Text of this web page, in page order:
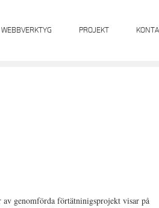
WEBBVERKTYG PROJEKT
genomförda förtätninigsprojekt visar på